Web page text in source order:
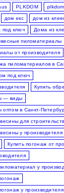
PLKDOM
дом екс дом из
под ключ Дома из
пиломатериалы
от производителя
пиломатериалов в
под ключ
Купить
— виды
в Санкт-
для
у производителя
Купить погонаж от
у
у производителя